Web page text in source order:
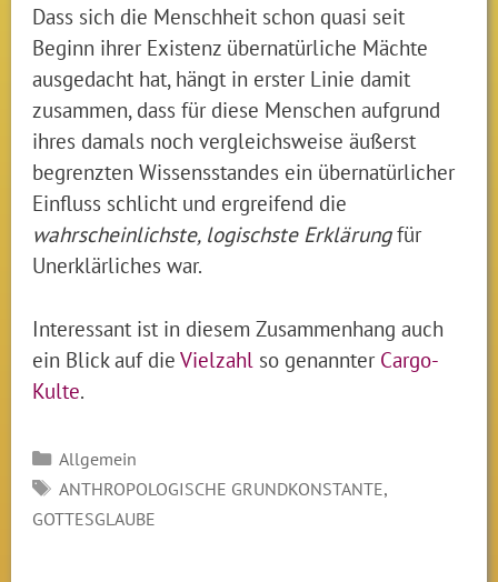
Dass sich die Menschheit schon quasi seit
Beginn ihrer Existenz übernatürliche Mächte
ausgedacht hat, hängt in erster Linie damit
zusammen, dass für diese Menschen aufgrund
ihres damals noch vergleichsweise äußerst
begrenzten Wissensstandes ein übernatürlicher
Einfluss schlicht und ergreifend die
wahrscheinlichste, logischste Erklärungfür
Unerklärliches war.
Interessant ist in diesem Zusammenhang auch
ein Blick auf dieVielzahl so genannter Cargo-
Kulte.
Kategorien
Allgemein
SCHLAGWÖRTER
ANTHROPOLOGISCHE GRUNDKONSTANTE,
GOTTESGLAUBE